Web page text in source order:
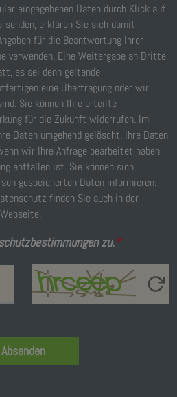
eingegebenen Daten durch Klick auf
erklären Sie sich damit
für die Beantwortung Ihrer
verwenden. Eine Weitergabe an Dritte
es sei denn geltende
eine Übertragung oder wir
Sie können Ihre erteilte
für die Zukunft widerrufen. Im
Daten umgehend gelöscht. Ihre Daten
wir Ihre Anfrage bearbeitet haben
entfallen ist. Sie können sich
gespeicherten Daten informieren.
finden Sie auch in der
zu.*
Absenden